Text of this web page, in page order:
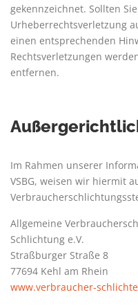
gekennzeichnet. Sollten
Urheberrechtsverletzung
einen entsprechenden
Rechtsverletzungen
entfernen.
Im Rahmen unserer
VSBG, weisen wir hiermit
Allgemeine
Schlichtung e.V.
Straßburger Straße 8
77694 Kehl am Rhein
www.verbraucher-